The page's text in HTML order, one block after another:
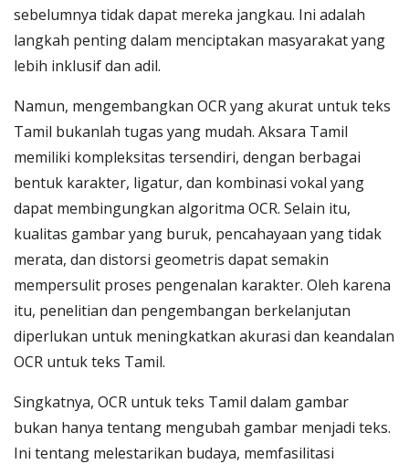
sebelumnya tidak dapat mereka jangkau. Ini adalah
langkah penting dalam menciptakan masyarakat yang
lebih inklusif dan adil.
Namun, mengembangkan OCR yang akurat untuk teks
Tamil bukanlah tugas yang mudah. Aksara Tamil
memiliki kompleksitas tersendiri, dengan berbagai
bentuk karakter, ligatur, dan kombinasi vokal yang
dapat membingungkan algoritma OCR. Selain itu,
kualitas gambar yang buruk, pencahayaan yang tidak
merata, dan distorsi geometris dapat semakin
mempersulit proses pengenalan karakter. Oleh karena
itu, penelitian dan pengembangan berkelanjutan
diperlukan untuk meningkatkan akurasi dan keandalan
OCR untuk teks Tamil.
Singkatnya, OCR untuk teks Tamil dalam gambar
bukan hanya tentang mengubah gambar menjadi teks.
Ini tentang melestarikan budaya, memfasilitasi